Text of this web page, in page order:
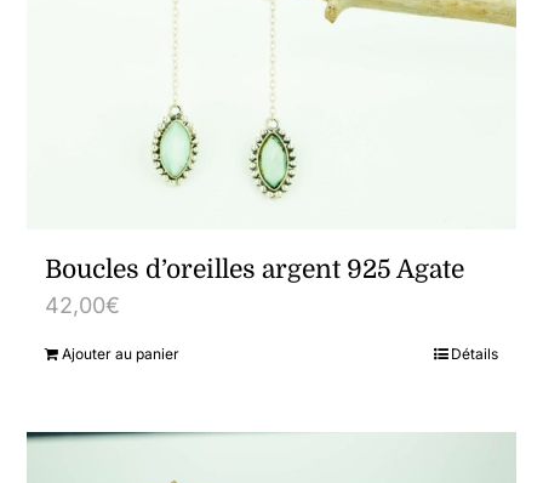
Boucles d’oreilles argent 925 Agate
42,00€
Ajouter au panier Détails